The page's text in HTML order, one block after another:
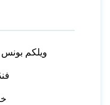
ویلکم